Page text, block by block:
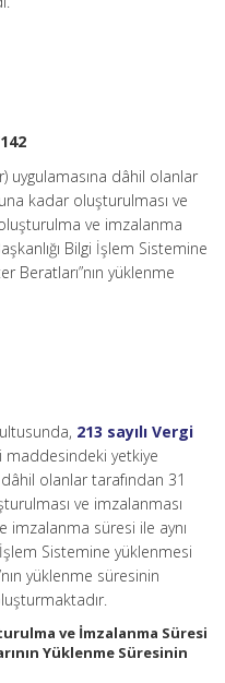
uygulamasına dâhil olanlar
kadar oluşturulması ve
ve imzalanma
Bilgi İşlem Sistemine
Beratları”nın yüklenme
213 sayılı Vergi
maddesindeki yetkiye
olanlar tarafından 31
ve imzalanması
imzalanma süresi ile aynı
Sistemine yüklenmesi
yüklenme süresinin
ve İmzalanma Süresi
Yüklenme Süresinin